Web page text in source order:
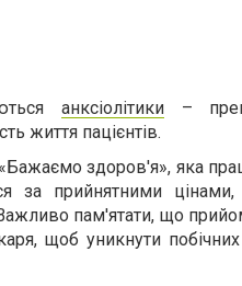
анксіолітики –
життя пацієнтів.
здоров'я», яка
за прийнятними
пам'ятати, що
щоб уникнути